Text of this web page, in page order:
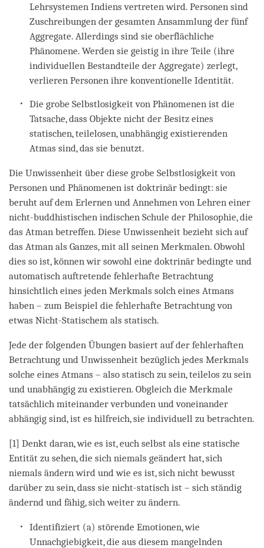
Lehrsystemen Indiens vertreten wird. Personen sind
Zuschreibungen der gesamten Ansammlung der fünf
Aggregate. Allerdings sind sie oberflächliche
Phänomene. Werden sie geistig in ihre Teile (ihre
individuellen Bestandteile der Aggregate) zerlegt,
verlieren Personen ihre konventionelle Identität.
Die grobe Selbstlosigkeit von Phänomenen ist die
Tatsache, dass Objekte nicht der Besitz eines
statischen, teilelosen, unabhängig existierenden
Atmas sind, das sie benutzt.
Die Unwissenheit über diese grobe Selbstlosigkeit von
Personen und Phänomenen ist doktrinär bedingt: sie
beruht auf dem Erlernen und Annehmen von Lehren einer
nicht-buddhistischen indischen Schule der Philosophie, die
das Atman betreffen. Diese Unwissenheit bezieht sich auf
das Atman als Ganzes, mit all seinen Merkmalen. Obwohl
dies so ist, können wir sowohl eine doktrinär bedingte und
automatisch auftretende fehlerhafte Betrachtung
hinsichtlich eines jeden Merkmals solch eines Atmans
haben – zum Beispiel die fehlerhafte Betrachtung von
etwas Nicht-Statischem als statisch.
Jede der folgenden Übungen basiert auf der fehlerhaften
Betrachtung und Unwissenheit bezüglich jedes Merkmals
solche eines Atmans – also statisch zu sein, teilelos zu sein
und unabhängig zu existieren. Obgleich die Merkmale
tatsächlich miteinander verbunden und voneinander
abhängig sind, ist es hilfreich, sie individuell zu betrachten.
[1] Denkt daran, wie es ist, euch selbst als eine statische
Entität zu sehen, die sich niemals geändert hat, sich
niemals ändern wird und wie es ist, sich nicht bewusst
darüber zu sein, dass sie nicht-statisch ist – sich ständig
ändernd und fähig, sich weiter zu ändern.
Identifiziert (a) störende Emotionen, wie
Unnachgiebigkeit, die aus diesem mangelnden